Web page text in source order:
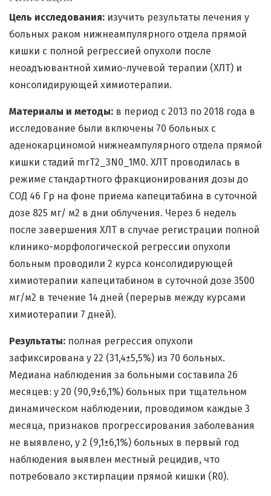
Цель исследования: изучить результаты лечения у
больных раком нижнеампулярного отдела прямой
кишки с полной регрессией опухоли после
неоадъювантной химио-лучевой терапии (ХЛТ) и
консолидирующей химиотерапии.
Материалы и методы: в период с 2013 по 2018 года в
исследование были включены 70 больных с
аденокарциномой нижнеампулярного отдела прямой
кишки стадий mrT2_3N0_1M0. ХЛТ проводилась в
режиме стандартного фракционирования дозы до
СОД 46 Гр на фоне приема капецитабина в суточной
дозе 825 мг/ м2 в дни облучения. Через 6 недель
после завершения ХЛТ в случае регистрации полной
клинико-морфологической регрессии опухоли
больным проводили 2 курса консолидирующей
химиотерапии капецитабином в суточной дозе 3500
мг/м2 в течение 14 дней (перерыв между курсами
химиотерапии 7 дней).
Результаты: полная регрессия опухоли
зафиксирована у 22 (31,4±5,5%) из 70 больных.
Медиана наблюдения за больными составила 26
месяцев: у 20 (90,9±6,1%) больных при тщательном
динамическом наблюдении, проводимом каждые 3
месяца, признаков прогрессирования заболевания
не выявлено, у 2 (9,1±6,1%) больных в первый год
наблюдения выявлен местный рецидив, что
потребовало экстирпации прямой кишки (R0).